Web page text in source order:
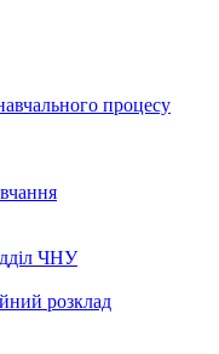
процесу
ЧНУ
розклад